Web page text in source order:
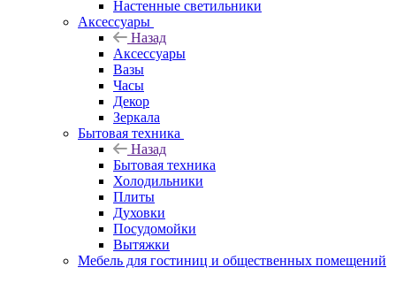
Настенные светильники
Аксессуары
Назад
Аксессуары
Вазы
Часы
Декор
Зеркала
Бытовая техника
Назад
Бытовая техника
Холодильники
Плиты
Духовки
Посудомойки
Вытяжки
Мебель для гостиниц и общественных помещений